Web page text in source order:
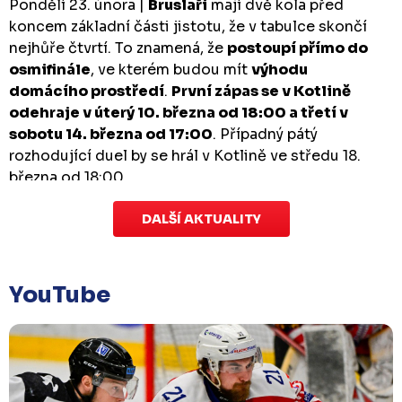
Pondělí 23. února | Bruslaři mají dvě kola před
koncem základní části jistotu, že v tabulce skončí
nejhůře čtvrtí. To znamená, že postoupí přímo do
osmifinále, ve kterém budou mítvýhodu
domácího prostředí. První zápas se v Kotlině
odehraje v úterý 10. března od 18:00 a třetí v
sobotu 14. března od 17:00. Případný pátý
rozhodující duel by se hrál v Kotlině ve středu 18.
března od 18:00.
Zápas dorostu je odložen
které se mělo odehrát v pátek 30. ledna ve 14:15,
odloženo!Odehraje se v náhradním termínu, o
kterém se bude jednat.
Náhradní termín 32. kola
DALŠÍ AKTUALITY
YouTube